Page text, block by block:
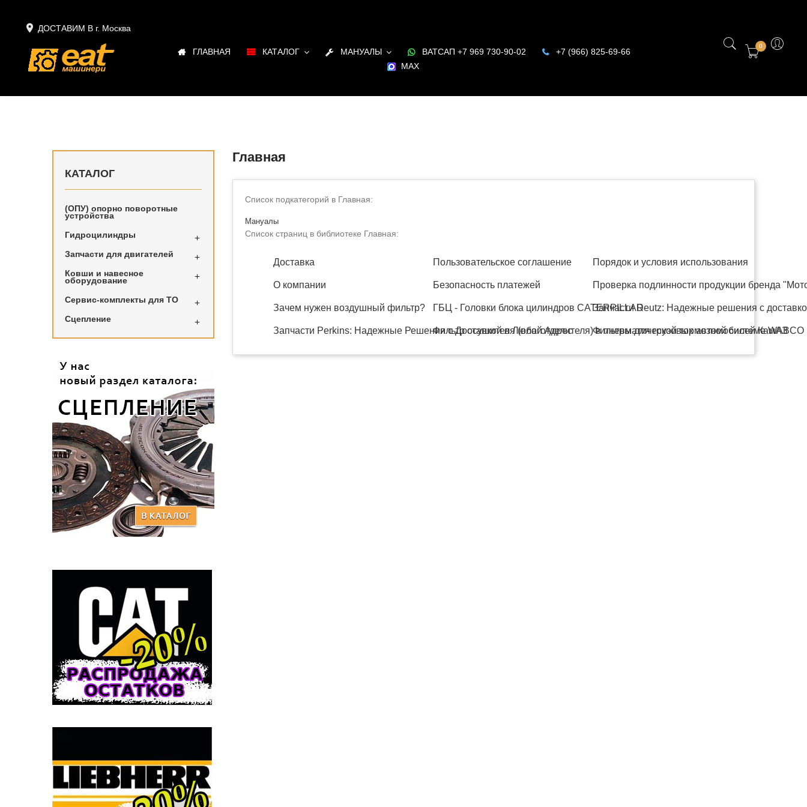
 ДОСТАВИМ В г. Москва
ГЛАВНАЯ КАТАЛОГ МАНУАЛЫ ВАТСАП +7 969 730-90-02
+7 (966) 825-69-66
MAX
0
КАТАЛОГ
(ОПУ) опорно поворотные
устройства
Гидроцилиндры

Запчасти для двигателей 
Ковши и навесное
оборудование 
Сервис-комплекты для ТО 
Сцепление 
Главная
Список подкатегорий в Главная:
Мануалы
Список страниц в библиотеке Главная:
Доставка Пользовательское соглашение Порядок и условия использования
О компании Безопасность платежей Проверка подлинности продукции бренда
Зачем нужен воздушный фильтр? ГБЦ - Головки блока цилиндров CATERPILLARЗапчасти Deutz: Надежные решения с
Запчасти Perkins: Надежные Решения с Доставкой в Любой АдресФильтр осушителя (влаготделителя) в пневматической тормозной системе WABCO
Фильтры для грузовых автомобилей КамАЗ